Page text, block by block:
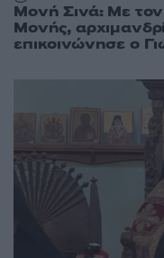
Μονή Σινά: Με
Μονής,
επικοινώνησε ο